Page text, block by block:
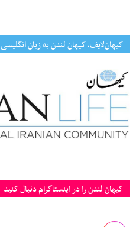
کیهان‌لایف، کیهان لندن به زبان انگلیسی
کیهان لندن را در اینستاگرام دنبال کنید